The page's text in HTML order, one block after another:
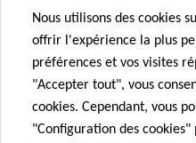
Message*
Nous utilisons des cookies
offrir l'expérience la plus
préférences et vos visites
"Accepter tout", vous
cookies. Cependant, vous
"Configuration des